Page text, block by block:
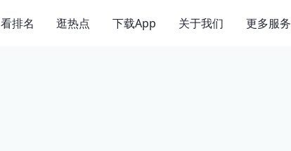
看排名 逛热点 下载App 关于我们 更多服务